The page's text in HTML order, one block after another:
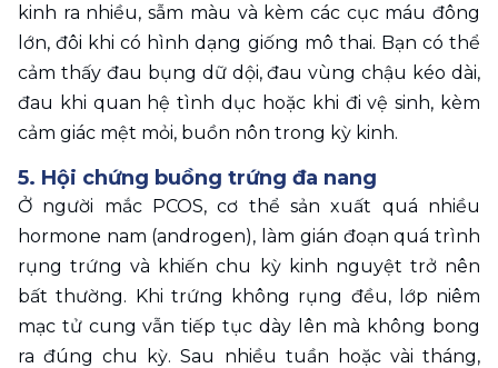
kinh ra nhiều, sẫm màu và kèm các cục máu đông
lớn, đôi khi có hình dạng giống mô thai. Bạn có thể
cảm thấy đau bụng dữ dội, đau vùng chậu kéo dài,
đau khi quan hệ tình dục hoặc khi đi vệ sinh, kèm
cảm giác mệt mỏi, buồn nôn trong kỳ kinh.
5. Hội chứng buồng trứng đa nang
Ở người mắc PCOS, cơ thể sản xuất quá nhiều
hormone nam (androgen), làm gián đoạn quá trình
rụng trứng và khiến chu kỳ kinh nguyệt trở nên
bất thường. Khi trứng không rụng đều, lớp niêm
mạc tử cung vẫn tiếp tục dày lên mà không bong
ra đúng chu kỳ. Sau nhiều tuần hoặc vài tháng,